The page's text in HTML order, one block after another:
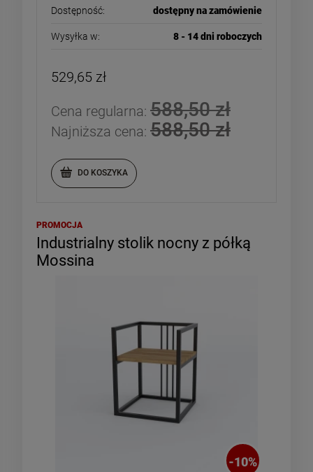
Dostępność: dostępny na zamówienie
Wysyłka w: 8 - 14 dni roboczych
529,65 zł
Cena regularna: 588,50 zł
Najniższa cena: 588,50 zł
DO KOSZYKA
Industrialny stolik nocny z półką
Mossina
-10%
PROMOCJA